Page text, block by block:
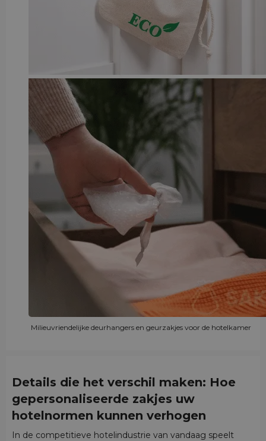
Milieuvriendelijke deurhangers en geurzakjes voor de hotelkamer
Details die het verschil maken: Hoe
gepersonaliseerde zakjes uw
hotelnormen kunnen verhogen
In de competitieve hotelindustrie van vandaag speelt